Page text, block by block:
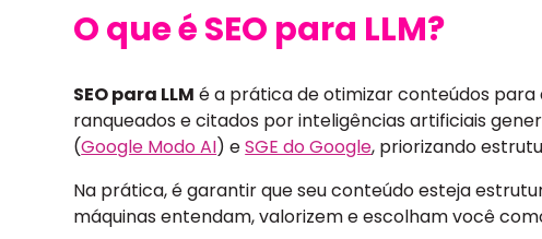
O que é SEO para LLM?
SEO para LLM é a prática de otimizar conteúdos
ranqueados e citados por inteligências artificiais
(Google Modo AI) eSGE do Google, priorizando
Na prática, é garantir que seu conteúdo esteja
máquinas entendam, valorizem e escolham você